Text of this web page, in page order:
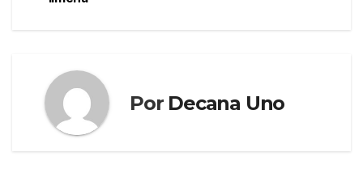
Por Decana Uno